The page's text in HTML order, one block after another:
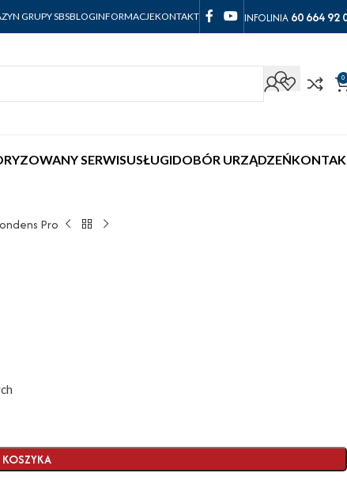
GRUPY SBSBLOGINFORMACJEKONTAKT INFOLINIA 60 664 92
0
SERWISUSŁUGIDOBÓR URZĄDZEŃ
Pro